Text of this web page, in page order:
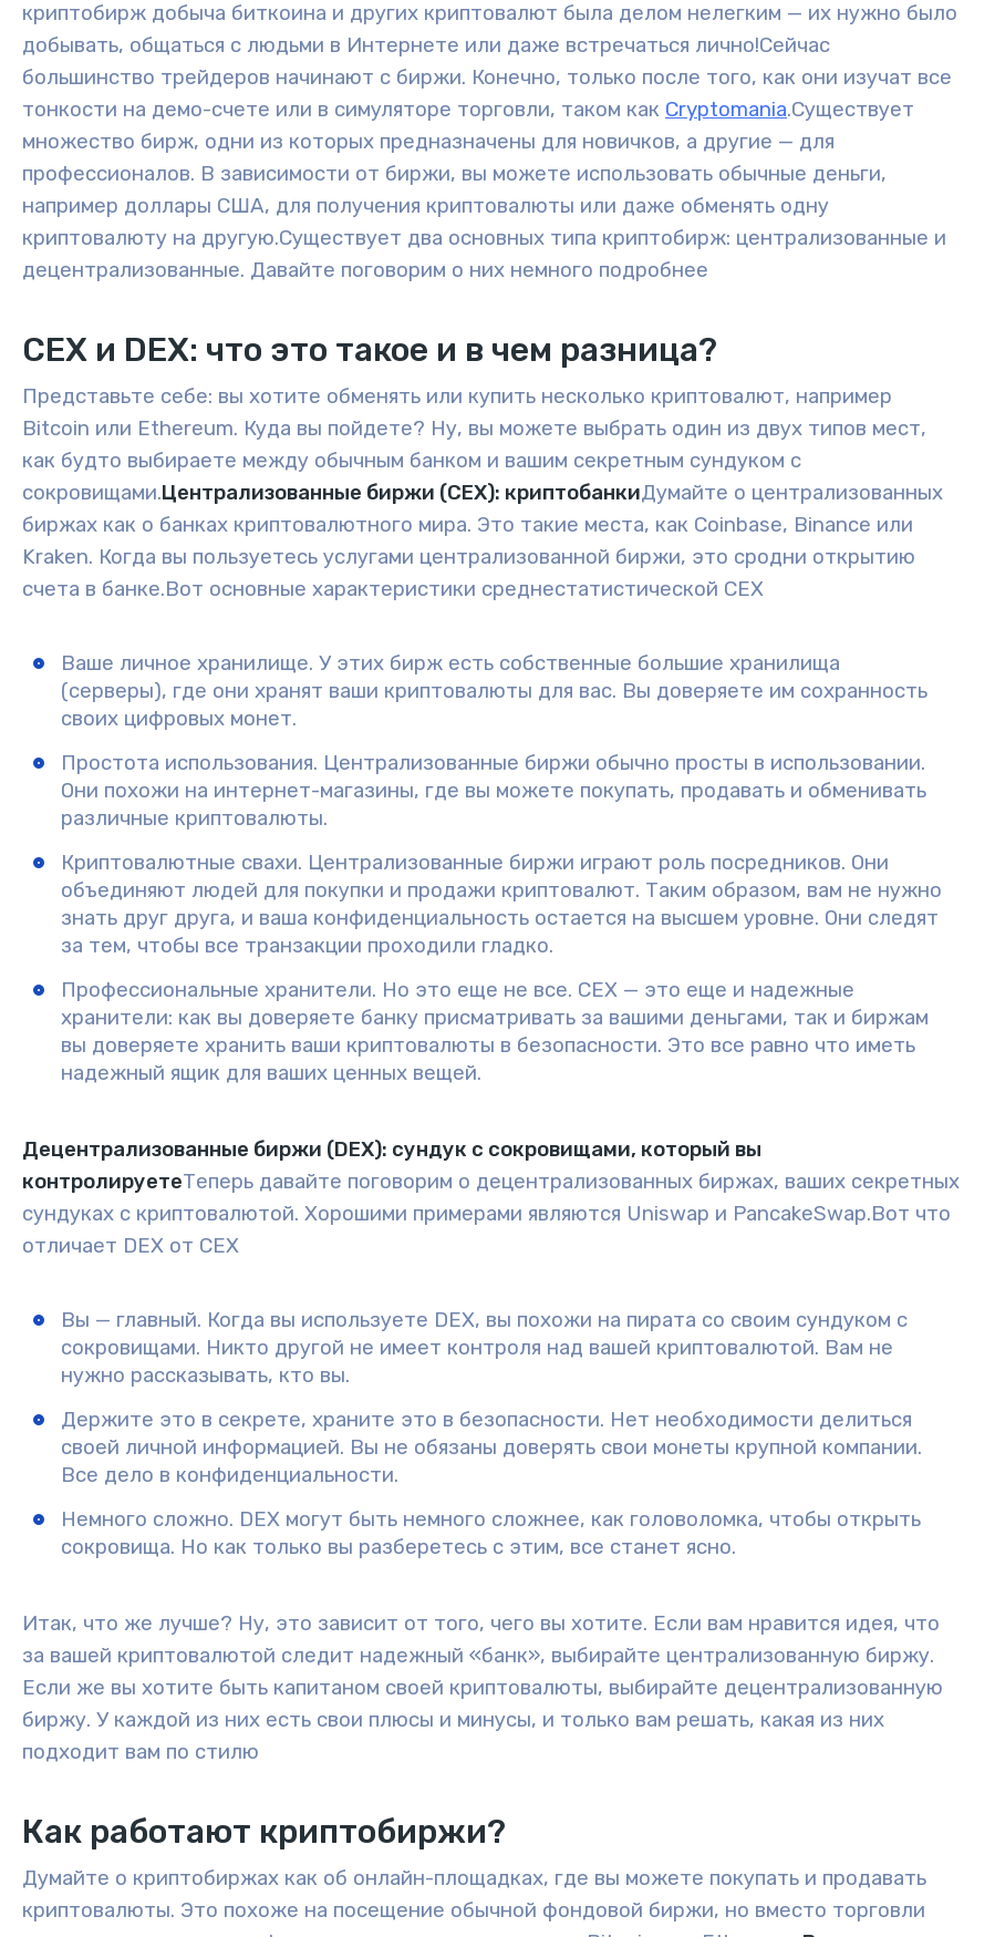
криптобирж добыча биткоина и других криптовалют была делом нелегким — их нужно было
добывать, общаться с людьми в Интернете или даже встречаться лично!Сейчас
большинство трейдеров начинают с биржи. Конечно, только после того, как они изучат все
тонкости на демо-счете или в симуляторе торговли, таком как Cryptomania.Существует
множество бирж, одни из которых предназначены для новичков, а другие — для
профессионалов. В зависимости от биржи, вы можете использовать обычные деньги,
например доллары США, для получения криптовалюты или даже обменять одну
криптовалюту на другую.Существует два основных типа криптобирж: централизованные и
децентрализованные. Давайте поговорим о них немного подробнее
CEX и DEX: что это такое и в чем разница?
Представьте себе: вы хотите обменять или купить несколько криптовалют, например
Bitcoin или Ethereum. Куда вы пойдете? Ну, вы можете выбрать один из двух типов мест,
как будто выбираете между обычным банком и вашим секретным сундуком с
сокровищами.Централизованные биржи (CEX): криптобанкиДумайте о централизованных
биржах как о банках криптовалютного мира. Это такие места, как Coinbase, Binance или
Kraken. Когда вы пользуетесь услугами централизованной биржи, это сродни открытию
счета в банке.Вот основные характеристики среднестатистической CEX
Ваше личное хранилище. У этих бирж есть собственные большие хранилища
(серверы), где они хранят ваши криптовалюты для вас. Вы доверяете им сохранность
своих цифровых монет.
Простота использования. Централизованные биржи обычно просты в использовании.
Они похожи на интернет-магазины, где вы можете покупать, продавать и обменивать
различные криптовалюты.
Криптовалютные свахи. Централизованные биржи играют роль посредников. Они
объединяют людей для покупки и продажи криптовалют. Таким образом, вам не нужно
знать друг друга, и ваша конфиденциальность остается на высшем уровне. Они следят
за тем, чтобы все транзакции проходили гладко.
Профессиональные хранители. Но это еще не все. CEX — это еще и надежные
хранители: как вы доверяете банку присматривать за вашими деньгами, так и биржам
вы доверяете хранить ваши криптовалюты в безопасности. Это все равно что иметь
надежный ящик для ваших ценных вещей.
Децентрализованные биржи (DEX): сундук с сокровищами, который вы
контролируетеТеперь давайте поговорим о децентрализованных биржах, ваших секретных
сундуках с криптовалютой. Хорошими примерами являются Uniswap и PancakeSwap.Вот что
отличает DEX от CEX
Вы — главный. Когда вы используете DEX, вы похожи на пирата со своим сундуком с
сокровищами. Никто другой не имеет контроля над вашей криптовалютой. Вам не
нужно рассказывать, кто вы.
Держите это в секрете, храните это в безопасности. Нет необходимости делиться
своей личной информацией. Вы не обязаны доверять свои монеты крупной компании.
Все дело в конфиденциальности.
Немного сложно. DEX могут быть немного сложнее, как головоломка, чтобы открыть
сокровища. Но как только вы разберетесь с этим, все станет ясно.
Итак, что же лучше? Ну, это зависит от того, чего вы хотите. Если вам нравится идея, что
за вашей криптовалютой следит надежный «банк», выбирайте централизованную биржу.
Если же вы хотите быть капитаном своей криптовалюты, выбирайте децентрализованную
биржу. У каждой из них есть свои плюсы и минусы, и только вам решать, какая из них
подходит вам по стилю
Как работают криптобиржи?
Думайте о криптобиржах как об онлайн-площадках, где вы можете покупать и продавать
криптовалюты. Это похоже на посещение обычной фондовой биржи, но вместо торговли